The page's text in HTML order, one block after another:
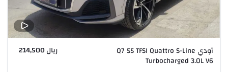
أودي Q7 55 TFSI Quattro S-Line
Turbocharged 3.0L V6
ريال 214,500